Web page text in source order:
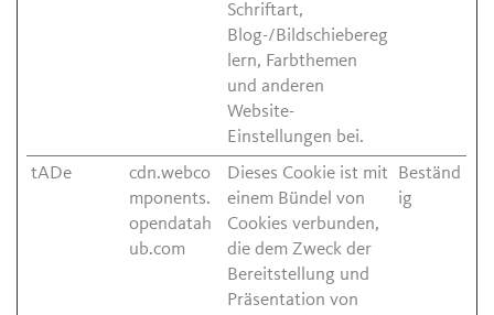
Schriftart,
Blog-/Bildschiebereg
lern, Farbthemen
und anderen
Website-
Einstellungen bei.
tADe
cdn.webco
mponents.
opendatah
ub.com
Dieses Cookie ist mit
einem Bündel von
Cookies verbunden,
die dem Zweck der
Bereitstellung und
Präsentation von
Beständ
ig